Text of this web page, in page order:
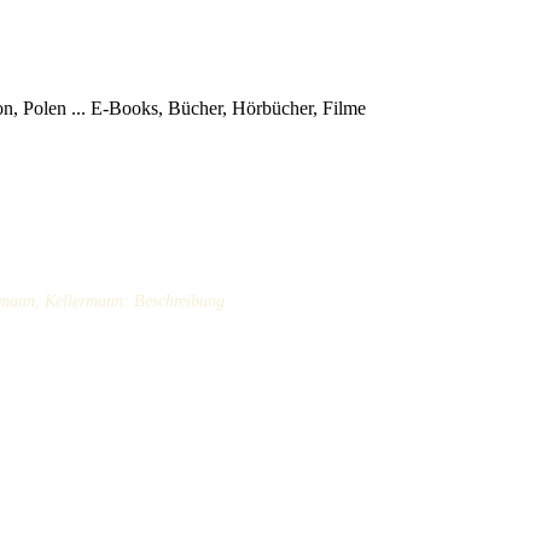
Polen ... E-Books, Bücher, Hörbücher, Filme
Kellermann: Beschreibung